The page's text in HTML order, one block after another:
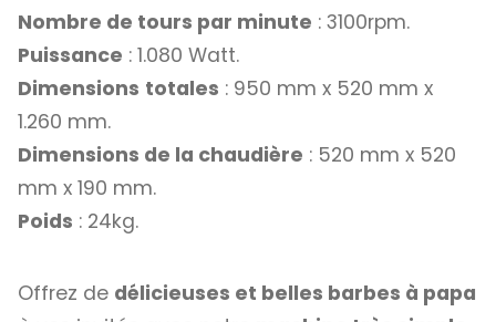
Nombre de tours par minute : 3100rpm.
Puissance : 1.080 Watt.
Dimensions totales : 950 mm x 520 mm x
1.260 mm.
Dimensions de la chaudière : 520 mm x 520
mm x 190 mm.
Poids : 24kg.
Offrez de délicieuses et belles barbes à papa